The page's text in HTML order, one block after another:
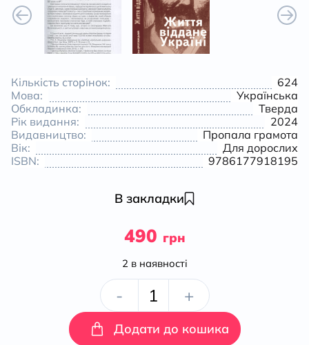
Кількість сторінок:
624
Мова:
Українська
Обкладинка:
Тверда
Рік видання:
2024
Видавництво:
Пропала грамота
Вік:
Для дорослих
ISBN:
9786177918195
В закладки
490 грн
2 в наявності
-
Автобіографія
президента
+
Додати до кошика